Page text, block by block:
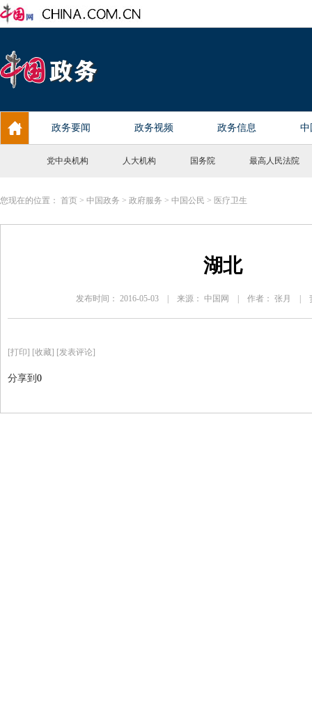
党中央机构 人大机构 国务院 最高人民法院
您现在的位置： 首页 > 中国政务 > 政府服务 > 中国公民 > 医疗卫生
湖北
发布时间： 2016-05-03 | 来源： 中国网 | 作者： 张月 |
[打印] [收藏] [发表评论]
分享到 0